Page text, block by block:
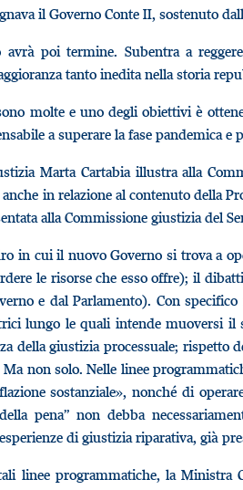
il Governo Conte II, sostenuto
avrà poi termine. Subentra a
tanto inedita nella storia
molte e uno degli obiettivi è
a superare la fase pandemica e
Marta Cartabia illustra alla
in relazione al contenuto della
alla Commissione giustizia del
in cui il nuovo Governo si trova a
le risorse che esso offre); il
e dal Parlamento). Con
lungo le quali intende muoversi
della giustizia processuale;
non solo. Nelle linee
sostanziale», nonché di
pena” non debba
di giustizia riparativa, già
linee programmatiche, la Ministra